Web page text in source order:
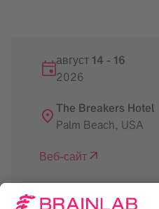
август 14 - 16
2026
The Breakers Hotel
Palm Beach, USA
Веб-сайт